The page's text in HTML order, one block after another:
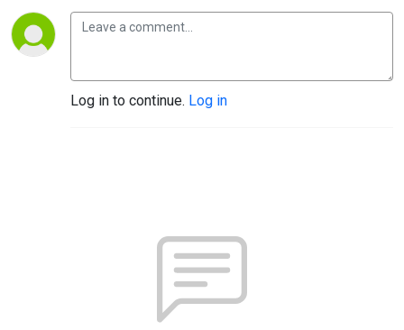
Log in to continue. Log in